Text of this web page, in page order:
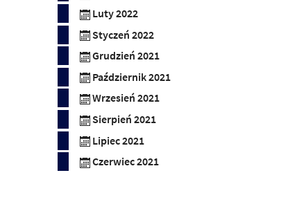
Luty 2022
Styczeń 2022
Grudzień 2021
Październik 2021
Wrzesień 2021
Sierpień 2021
Lipiec 2021
Czerwiec 2021